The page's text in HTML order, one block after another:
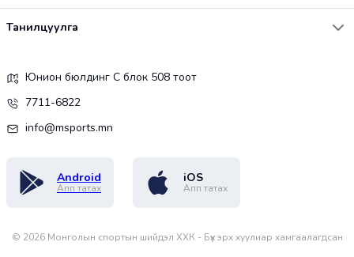
Танилцуулга
Юнион бюлдинг С блок 508 тоот
7711-6822
info@msports.mn
Android
Апп татах
iOS
Апп татах
© 2026Монголын спортын шийдэл ХХК - Бүх эрх хуулиар хамгаалагдсан